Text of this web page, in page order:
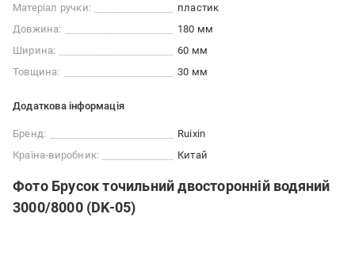
Матеріал ручки:
пластик
Довжина:
180 мм
Ширина:
60 мм
Товщина:
30 мм
Додаткова інформація
Бренд:
Ruixin
Країна-виробник:
Китай
Фото Брусок точильний двосторонній водяний
3000/8000 (DK-05)